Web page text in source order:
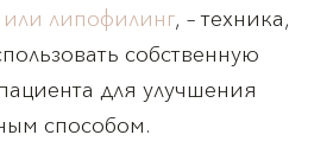
липофилинг, – техника,
собственную
для улучшения
способом.